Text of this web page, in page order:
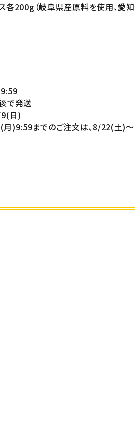
各200g（岐阜県産原料を使用、愛
9:59
で発送
日)
)9:59までのご注文は、8/22(土)